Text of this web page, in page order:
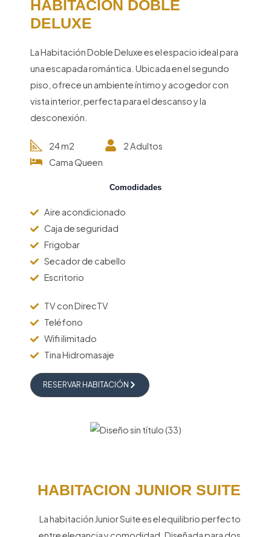
HABITACION DOBLE
DELUXE
La Habitación Doble Deluxe es el espacio ideal para
una escapada romántica. Ubicada en el segundo
piso, ofrece un ambiente íntimo y acogedor con
vista interior, perfecta para el descanso y la
desconexión.
24 m2
2 Adultos
Cama Queen
Comodidades
Aire acondicionado
Caja de seguridad
Frigobar
Secador de cabello
Escritorio
TV con DirecTV
Teléfono
Wifi ilimitado
Tina Hidromasaje
RESERVAR HABITACIÓN
HABITACION JUNIOR SUITE
La habitación Junior Suite es el equilibrio perfecto